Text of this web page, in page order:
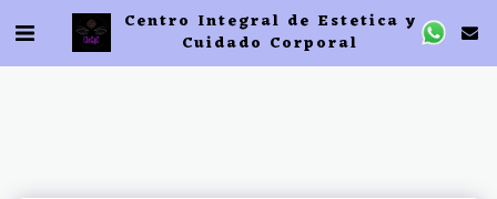
Centro Integral de Estetica y
Cuidado Corporal